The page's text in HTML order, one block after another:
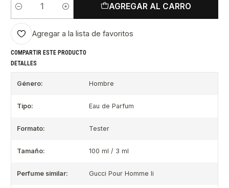
Cantidad
AGREGAR AL CARRO
Agregar a la lista de favoritos
COMPARTIR ESTE PRODUCTO
DETALLES
Género: Hombre
Tipo: Eau de Parfum
Formato: Tester
Tamaño: 100 ml / 3 ml
Perfume similar: Gucci Pour Homme Ii